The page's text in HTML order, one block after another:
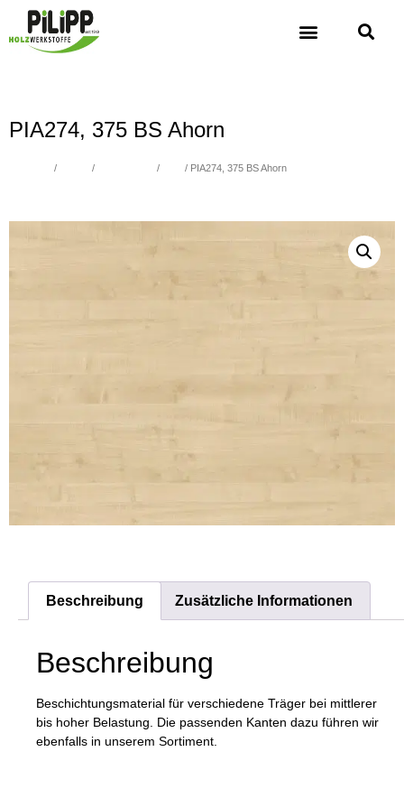
PIA274, 375 BS Ahorn
/ / / / PIA274, 375 BS Ahorn
Beschreibung Zusätzliche Informationen
Beschreibung
Beschichtungsmaterial für verschiedene Träger bei mittlerer
bis hoher Belastung. Die passenden Kanten dazu führen wir
ebenfalls in unserem Sortiment.